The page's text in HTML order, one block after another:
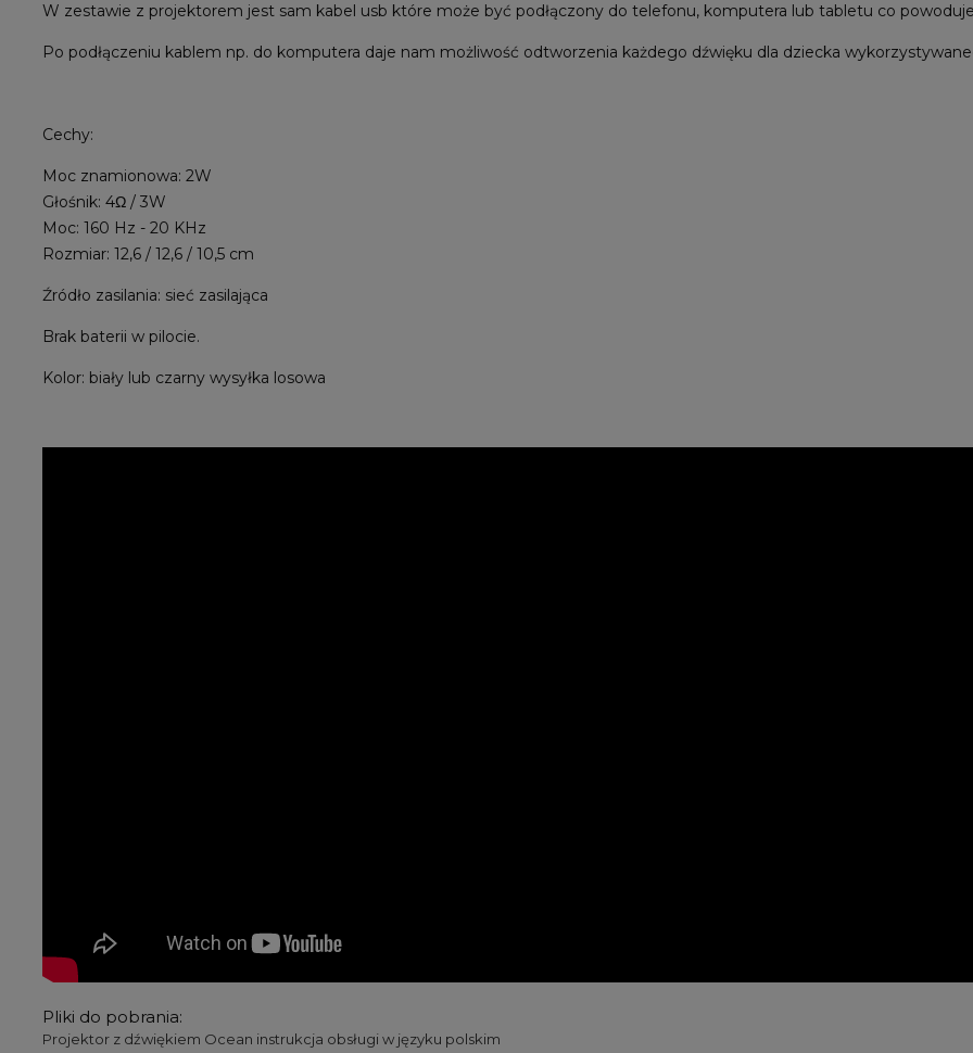
W zestawie z projektorem jest sam kabel usb które może być podłączony do telefonu, komputera lub tabletu co powoduje
Po podłączeniu kablem np. do komputera daje nam możliwość odtworzenia każdego dźwięku dla dziecka
Cechy:
Moc znamionowa: 2W
Głośnik: 4Ω / 3W
Moc: 160 Hz - 20 KHz
Rozmiar: 12,6 / 12,6 / 10,5 cm
Źródło zasilania: sieć zasilająca
Brak baterii w pilocie.
Kolor: biały lub czarny wysyłka losowa
Pliki do pobrania:
Projektor z dźwiękiem Ocean instrukcja obsługi w języku polskim